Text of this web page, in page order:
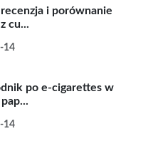
recenzja i porównanie
cu...
14
po e-cigarettes w
14